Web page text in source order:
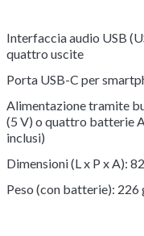
Interfaccia audio USB
quattro uscite
Porta USB-C per
Alimentazione tramite
(5 V) o quattro batterie
inclusi)
Dimensioni (L x P x A):
Peso (con batterie): 226